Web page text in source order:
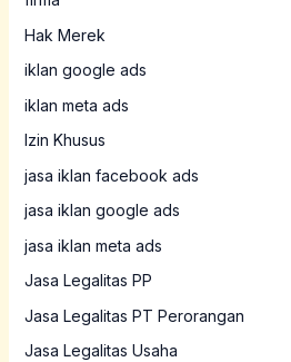
Hak Merek
iklan google ads
iklan meta ads
Izin Khusus
jasa iklan facebook ads
jasa iklan google ads
jasa iklan meta ads
Jasa Legalitas PP
Jasa Legalitas PT Perorangan
Jasa Legalitas Usaha